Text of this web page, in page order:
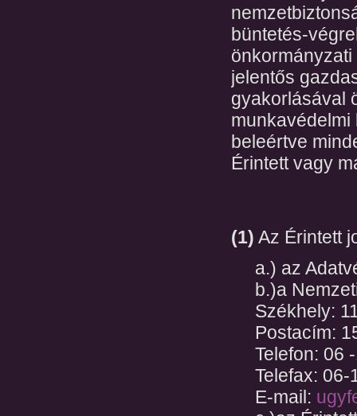
büntetés-
jelentős
gyakorlásával
beleértve
Érintett vagy
(1) Az Érintett
a.) az
b.)a
Székhely:
Postacím:
Telefon: 06
Telefax:
E-mail: